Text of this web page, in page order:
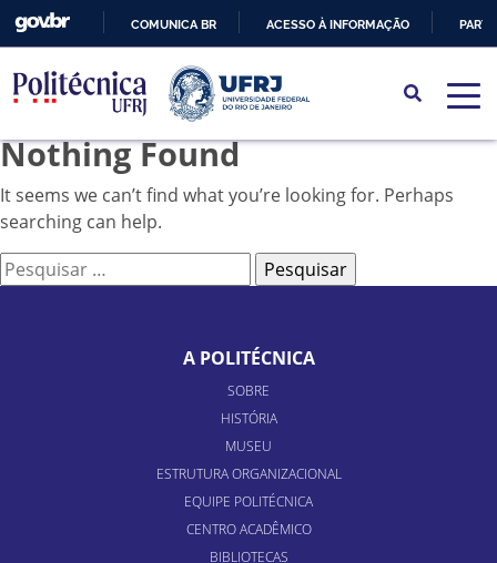
PARA
O
CONTEÚDO
COMUNICA BR ACESSO À INFORMAÇÃO
Nothing Found
It seems we can’t find what you’re looking for. Perhaps
searching can help.
Pesquisar
por:
A POLITÉCNICA
SOBRE
HISTÓRIA
MUSEU
ESTRUTURA ORGANIZACIONAL
EQUIPE POLITÉCNICA
CENTRO ACADÊMICO
BIBLIOTECAS